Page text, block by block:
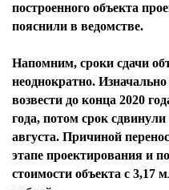
построенного объекта
пояснили в ведомстве.
Напомним, сроки сдачи
неоднократно.
возвести до конца 2020
года, потом срок
августа. Причиной
этапе проектирования и
стоимости объекта с 3,17